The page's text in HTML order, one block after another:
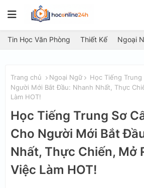
Tin Học Văn Phòng Thiết Kế Ngoại
Trang chủ Ngoại Ngữ
Học Tiếng Trung
Người Mới Bắt Đầu: Nhanh Nhất, Thực
Làm HOT!
Học Tiếng Trung Sơ
Cho Người Mới Bắt
Nhất, Thực Chiến, Mở
Việc Làm HOT!